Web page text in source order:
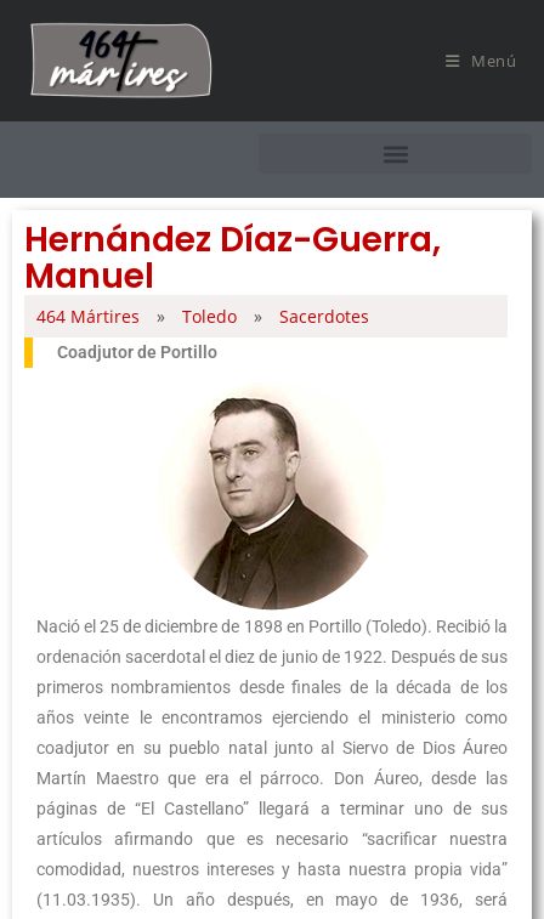
Menú
Hernández Díaz-Guerra,
Manuel
464 Mártires » Toledo » Sacerdotes
Coadjutor de Portillo
Nació el 25 de diciembre de 1898 en Portillo (Toledo). Recibió la
ordenación sacerdotal el diez de junio de 1922. Después de sus
primeros nombramientos desde finales de la década de los
años veinte le encontramos ejerciendo el ministerio como
coadjutor en su pueblo natal junto al Siervo de Dios Áureo
Martín Maestro que era el párroco. Don Áureo, desde las
páginas de “El Castellano” llegará a terminar uno de sus
artículos afirmando que es necesario “sacrificar nuestra
comodidad, nuestros intereses y hasta nuestra propia vida”
(11.03.1935). Un año después, en mayo de 1936, será